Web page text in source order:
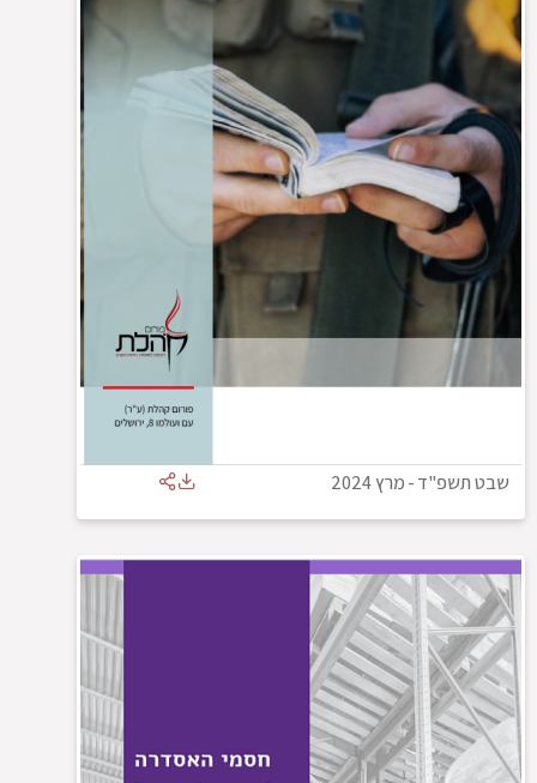
שבט תשפ"ד-מרץ 2024